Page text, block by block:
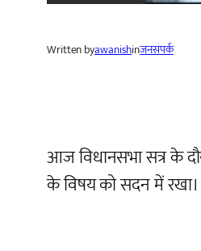
Written byawanishinजनसंपर्क
आज विधानसभा सत्र के
के विषय को सदन में रखा।